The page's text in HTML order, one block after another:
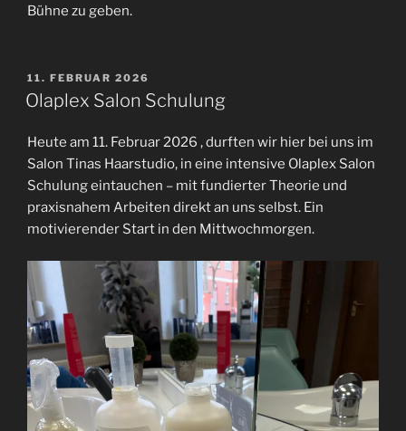
Bühne zu geben.
VERÖFFENTLICHT
AM
11. FEBRUAR 2026
Olaplex Salon Schulung
Heute am 11. Februar 2026 , durften wir hier bei uns im
Salon Tinas Haarstudio, in eine intensive Olaplex Salon
Schulung eintauchen – mit fundierter Theorie und
praxisnahem Arbeiten direkt an uns selbst. Ein
motivierender Start in den Mittwochmorgen.